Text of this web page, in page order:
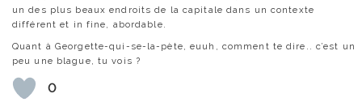
un des plus beaux endroits de la capitale dans un contexte
différent et in fine, abordable.
Quant à Georgette-qui-se-la-pète, euuh, comment te dire.. c’est un
peu une blague, tu vois ?
0